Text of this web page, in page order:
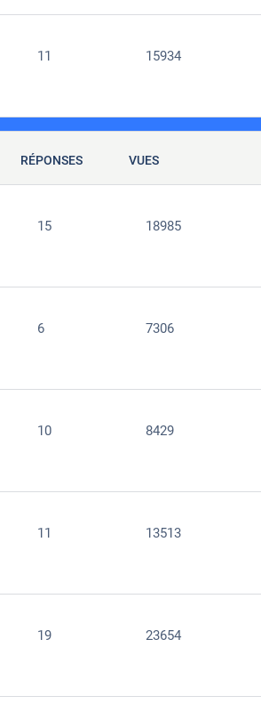
11 15934
RÉPONSES VUES
15 18985
6 7306
10 8429
11 13513
19 23654